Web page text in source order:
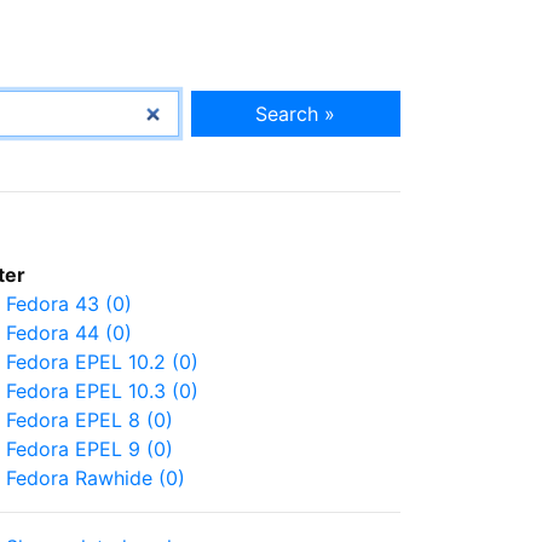
Search »
Fedora 43 (0)
Fedora 44 (0)
Fedora EPEL 10.2 (0)
Fedora EPEL 10.3 (0)
Fedora EPEL 8 (0)
Fedora EPEL 9 (0)
Fedora Rawhide (0)